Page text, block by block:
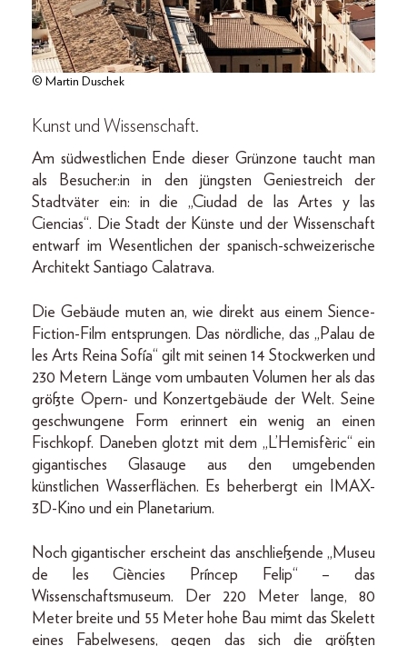
© Martin Duschek
Kunst und Wissenschaft.
Am südwestlichen Ende dieser Grünzone taucht man
als Besucher:in in den jüngsten Geniestreich der
Stadtväter ein: in die „Ciudad de las Artes y las
Ciencias“. Die Stadt der Künste und der Wissenschaft
entwarf im Wesentlichen der spanisch-schweizerische
Architekt Santiago Calatrava.
Die Gebäude muten an, wie direkt aus einem Sience-
Fiction-Film entsprungen. Das nördliche, das „Palau de
les Arts Reina Sofía“ gilt mit seinen 14 Stockwerken und
230 Metern Länge vom umbauten Volumen her als das
größte Opern- und Konzertgebäude der Welt. Seine
geschwungene Form erinnert ein wenig an einen
Fischkopf. Daneben glotzt mit dem „L’Hemisfèric“ ein
gigantisches Glasauge aus den umgebenden
künstlichen Wasserflächen. Es beherbergt ein IMAX-
3D-Kino und ein Planetarium.
Noch gigantischer erscheint das anschließende „Museu
de les Ciències Príncep Felip“ – das
Wissenschaftsmuseum. Der 220 Meter lange, 80
Meter breite und 55 Meter hohe Bau mimt das Skelett
eines Fabelwesens, gegen das sich die größten